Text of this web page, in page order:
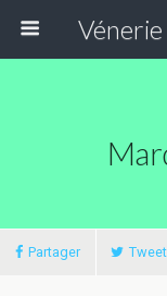
Partager